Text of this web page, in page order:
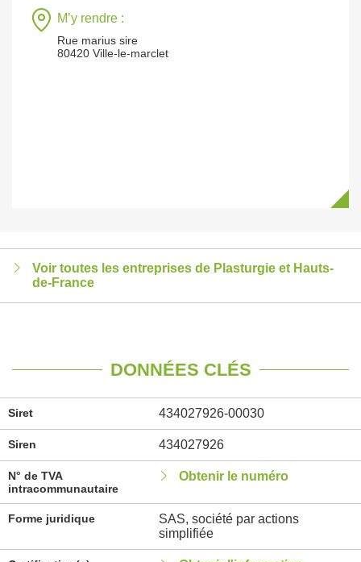
M’y rendre :
Rue marius sire
80420 Ville-le-marclet
Voir toutes les entreprises de Plasturgie et Hauts-
de-France
DONNÉES CLÉS
Siret 434027926-00030
Siren 434027926
N° de TVA
intracommunautaire
Obtenir le numéro
Forme juridique
SAS, société par actions
simplifiée